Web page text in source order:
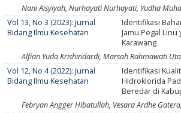
Nani Aisyiyah, Nurhayati Nurhayati, Yudha
Vol 13, No 3 (2023): Jurnal
Bidang Ilmu Kesehatan
Identifikasi
Jamu Pegal
Karawang
Alfian Yuda Krishindardi, Marsah Rahmawati
Vol 12, No 4 (2022): Jurnal
Bidang Ilmu Kesehatan
Identifikasi
Hidroklorida
Beredar di
Febryan Angger Hibatullah, Vesara Ardhe